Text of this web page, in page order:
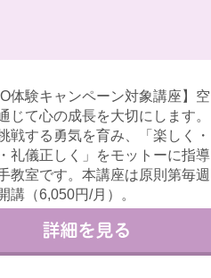
体験キャンペーン対象講座】空
じて心の成長を大切にします。
戦する勇気を育み、「楽しく・
礼儀正しく」をモットーに指導
教室です。本講座は原則第毎週
講（6,050円/月）。